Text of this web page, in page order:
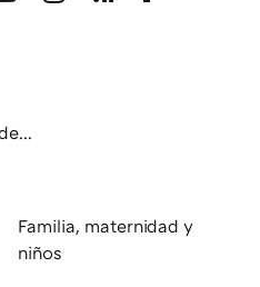
Familia, maternidad y
niños